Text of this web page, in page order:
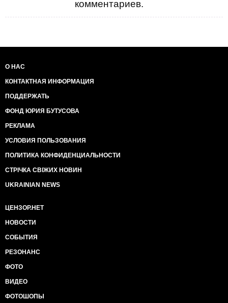
комментариев.
О НАС
КОНТАКТНАЯ ИНФОРМАЦИЯ
ПОДДЕРЖАТЬ
ФОНД ЮРИЯ БУТУСОВА
РЕКЛАМА
УСЛОВИЯ ПОЛЬЗОВАНИЯ
ПОЛИТИКА КОНФИДЕНЦИАЛЬНОСТИ
СТРІЧКА СВІЖИХ НОВИН
UKRAINIAN NEWS
ЦЕНЗОР.НЕТ
НОВОСТИ
СОБЫТИЯ
РЕЗОНАНС
ФОТО
ВИДЕО
ФОТОШОПЫ